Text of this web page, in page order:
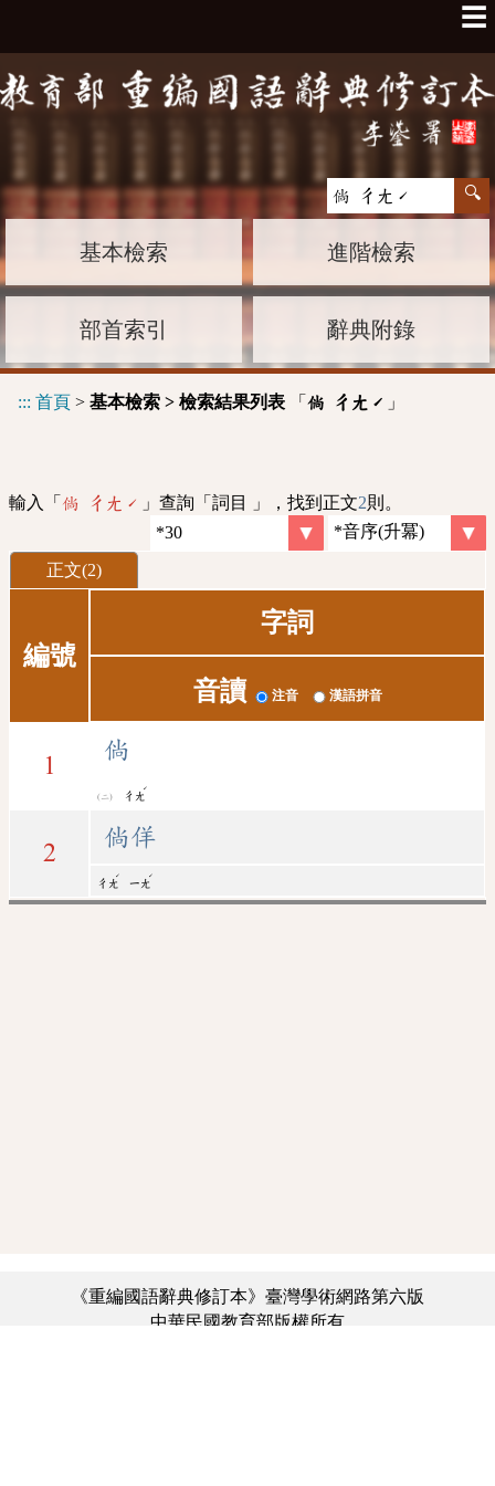
☰
基本檢索 進階檢索
部首索引 辭典附錄
::: 首頁 > 基本檢索 > 檢索結果列表 「 倘 ㄔㄤˊ 」
輸入「 倘 ㄔㄤˊ 」查詢「詞目 」，找到正文2則。
正文(2)
編號
字詞
音讀 注音 漢語拼音
1
倘
ㄔㄤ
ˊ
2
倘佯
ㄔㄤ
ˊ
ㄧㄤ
ˊ
《重編國語辭典修訂本》臺灣學術網路第六版
中華民國教育部版權所有